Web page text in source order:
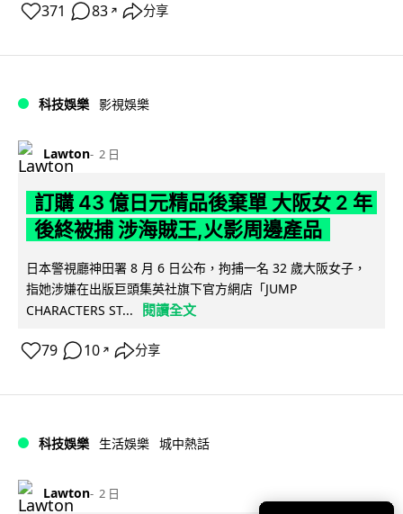
371 83 ↗ 分享
科技娛樂 影視娛樂
Lawton 2 日
訂購 43 億日元精品後棄單 大阪女 2 年
後終被捕 涉海賊王,火影周邊產品
日本警視廳神田署 8 月 6 日公布，拘捕一名 32 歲大阪女子，
指她涉嫌在出版巨頭集英社旗下官方網店「JUMP
CHARACTERS ST...
閱讀全文
79 10 ↗ 分享
科技娛樂 生活娛樂 城中熱話
Lawton 2 日